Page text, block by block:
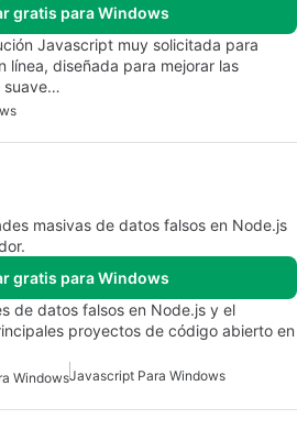
gratis para Windows
Javascript muy solicitada para
línea, diseñada para mejorar las
suave…
masivas de datos falsos en Node.js
gratis para Windows
de datos falsos en Node.js y el
proyectos de código abierto en
WindowsJavascript Para Windows